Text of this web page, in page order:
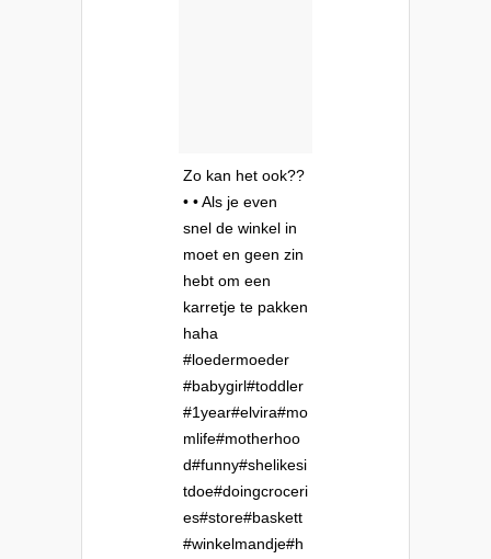
Zo kan het ook??
• • Als je even
snel de winkel in
moet en geen zin
hebt om een
karretje te pakken
haha
#loedermoeder
#babygirl#toddler
#1year#elvira#mo
mlife#motherhoo
d#funny#shelikesi
tdoe#doingcroceri
es#store#baskett
#winkelmandje#h